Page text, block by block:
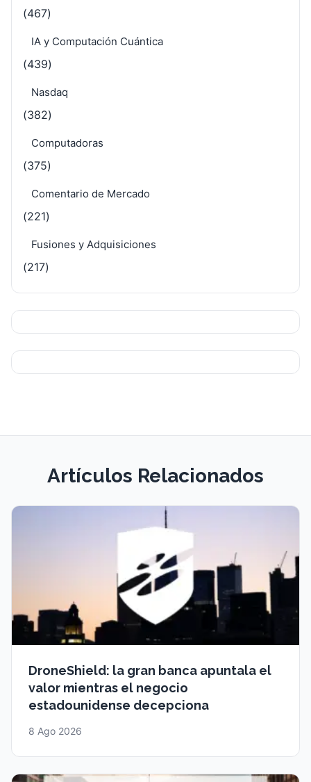
(467)
IA y Computación Cuántica
(439)
Nasdaq
(382)
Computadoras
(375)
Comentario de Mercado
(221)
Fusiones y Adquisiciones
(217)
Artículos Relacionados
DroneShield: la gran banca apuntala el
valor mientras el negocio
estadounidense decepciona
8 Ago 2026